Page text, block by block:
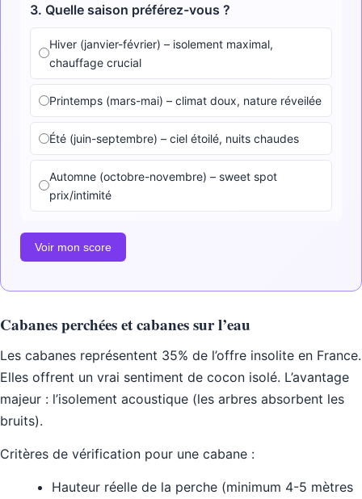
3. Quelle saison préférez-vous ?
Hiver (janvier-février) – isolement maximal,
chauffage crucial
Printemps (mars-mai) – climat doux, nature réveilée
Été (juin-septembre) – ciel étoilé, nuits chaudes
Automne (octobre-novembre) – sweet spot
prix/intimité
Voir mon score
Cabanes perchées et cabanes sur l’eau
Les cabanes représentent 35% de l’offre insolite en France.
Elles offrent un vrai sentiment de cocon isolé. L’avantage
majeur : l’isolement acoustique (les arbres absorbent les
bruits).
Critères de vérification pour une cabane :
Hauteur réelle de la perche (minimum 4-5 mètres